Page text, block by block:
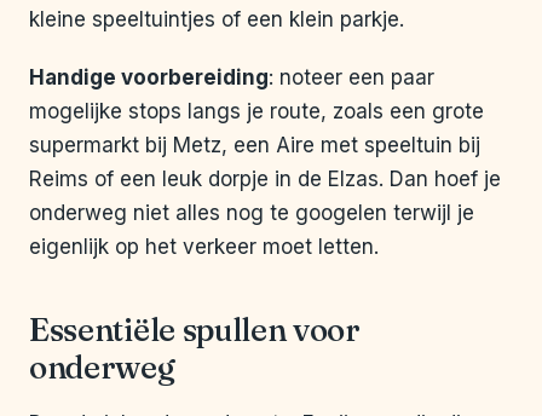
kleine speeltuintjes of een klein parkje.
Handige voorbereiding: noteer een paar
mogelijke stops langs je route, zoals een grote
supermarkt bij Metz, een Aire met speeltuin bij
Reims of een leuk dorpje in de Elzas. Dan hoef je
onderweg niet alles nog te googelen terwijl je
eigenlijk op het verkeer moet letten.
Essentiële spullen voor
onderweg